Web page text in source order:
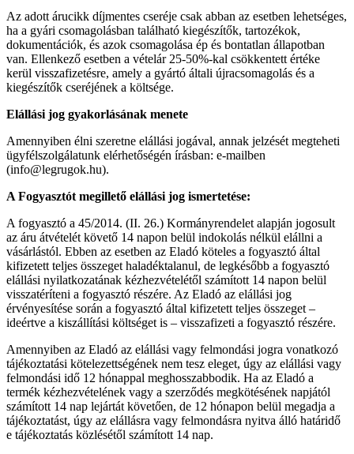
Az adott árucikk díjmentes cseréje csak abban az esetben lehetséges,
ha a gyári csomagolásban található kiegészítők, tartozékok,
dokumentációk, és azok csomagolása ép és bontatlan állapotban
van. Ellenkező esetben a vételár 25-50%-kal csökkentett értéke
kerül visszafizetésre, amely a gyártó általi újracsomagolás és a
kiegészítők cseréjének a költsége.
Elállási jog gyakorlásának menete
Amennyiben élni szeretne elállási jogával, annak jelzését megteheti
ügyfélszolgálatunk elérhetőségén írásban: e-mailben
(info@legrugok.hu).
A Fogyasztót megillető elállási jog ismertetése:
A fogyasztó a 45/2014. (II. 26.) Kormányrendelet alapján jogosult
az áru átvételét követő 14 napon belül indokolás nélkül elállni a
vásárlástól. Ebben az esetben az Eladó köteles a fogyasztó által
kifizetett teljes összeget haladéktalanul, de legkésőbb a fogyasztó
elállási nyilatkozatának kézhezvételétől számított 14 napon belül
visszatéríteni a fogyasztó részére. Az Eladó az elállási jog
érvényesítése során a fogyasztó által kifizetett teljes összeget –
ideértve a kiszállítási költséget is – visszafizeti a fogyasztó részére.
Amennyiben az Eladó az elállási vagy felmondási jogra vonatkozó
tájékoztatási kötelezettségének nem tesz eleget, úgy az elállási vagy
felmondási idő 12 hónappal meghosszabbodik. Ha az Eladó a
termék kézhezvételének vagy a szerződés megkötésének napjától
számított 14 nap lejártát követően, de 12 hónapon belül megadja a
tájékoztatást, úgy az elállásra vagy felmondásra nyitva álló határidő
e tájékoztatás közlésétől számított 14 nap.